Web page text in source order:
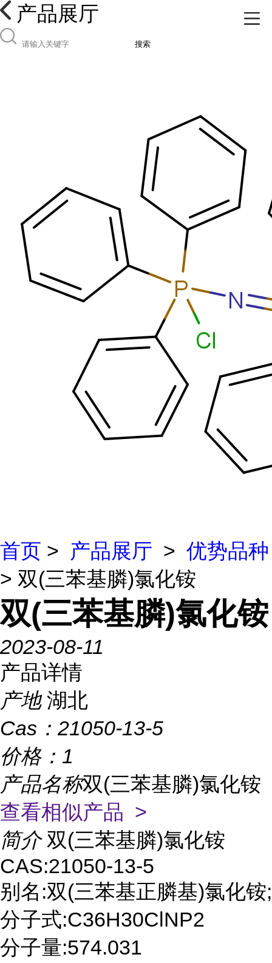
产品展厅
搜索
首页 > 产品展厅 > 优势品种
> 双(三苯基膦)氯化铵
双(三苯基膦)氯化铵
2023-08-11
产品详情
产地 湖北
Cas： 21050-13-5
价格： 1
产品名称双(三苯基膦)氯化铵
查看相似产品 >
简介 双(三苯基膦)氯化铵
CAS:21050-13-5
别名:双(三苯基正膦基)氯化铵;
分子式:C36H30ClNP2
分子量:574.031